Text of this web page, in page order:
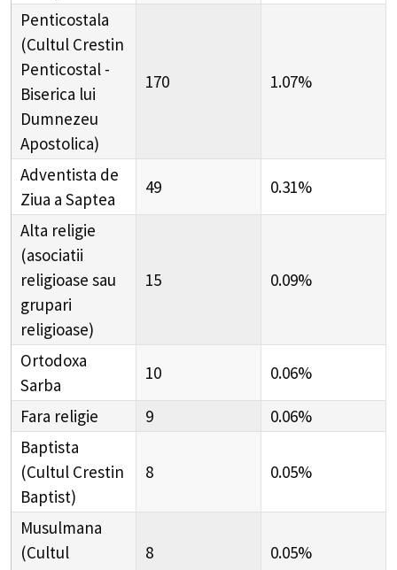
Penticostala
(Cultul Crestin
Penticostal -
Biserica lui
Dumnezeu
Apostolica)
170 1.07%
Adventista de
Ziua a Saptea
49 0.31%
Alta religie
(asociatii
religioase sau
grupari
religioase)
15 0.09%
Ortodoxa
Sarba
10 0.06%
Fara religie 9
0.06%
Baptista
(Cultul Crestin
Baptist)
8 0.05%
Musulmana
(Cultul
8 0.05%